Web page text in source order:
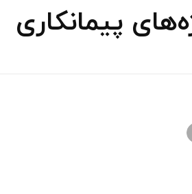
پیمانکاری